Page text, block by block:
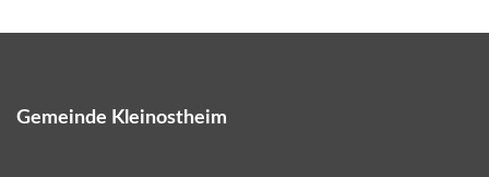
Gemeinde Kleinostheim